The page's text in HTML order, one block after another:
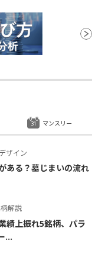
ザイン
ある？墓じまいの流れ
解説
績上振れ5銘柄、パラ
...
マンスリー